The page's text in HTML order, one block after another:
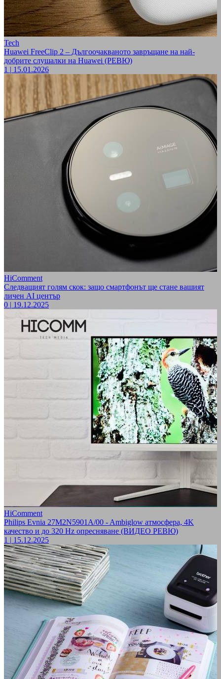
Tech
Huawei FreeClip 2 – Дългоочакваното завръщане на най-
добрите слушалки на Huawei (РЕВЮ)
1 | 15.01.2026
HiComment
Следващият голям скок: защо смартфонът ще стане вашият
личен AI център
0 | 19.12.2025
HiComment
Philips Evnia 27M2N5901A/00 - Ambiglow атмосфера, 4K
качество и до 320 Hz опресняване (ВИДЕО РЕВЮ)
1 | 15.12.2025